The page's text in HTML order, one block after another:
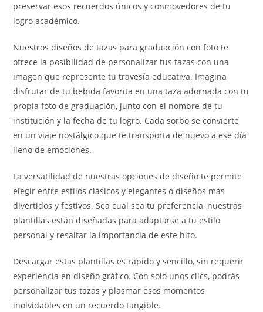
preservar esos recuerdos únicos y conmovedores de tu
logro académico.
Nuestros diseños de tazas para graduación con foto te
ofrece la posibilidad de personalizar tus tazas con una
imagen que represente tu travesía educativa. Imagina
disfrutar de tu bebida favorita en una taza adornada con tu
propia foto de graduación, junto con el nombre de tu
institución y la fecha de tu logro. Cada sorbo se convierte
en un viaje nostálgico que te transporta de nuevo a ese día
lleno de emociones.
La versatilidad de nuestras opciones de diseño te permite
elegir entre estilos clásicos y elegantes o diseños más
divertidos y festivos. Sea cual sea tu preferencia, nuestras
plantillas están diseñadas para adaptarse a tu estilo
personal y resaltar la importancia de este hito.
Descargar estas plantillas es rápido y sencillo, sin requerir
experiencia en diseño gráfico. Con solo unos clics, podrás
personalizar tus tazas y plasmar esos momentos
inolvidables en un recuerdo tangible.